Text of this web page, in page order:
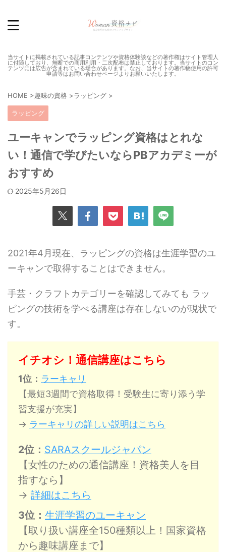
当サイトに掲載されている記事コンテンツや資格体験談などの著作権はサイト管理人
に付随しており、無断での商用利用・二次配布は禁止しております。当サイトのコン
テンツには広告が含まれている場合があります。なお、当サイトの著作物使用の許可
申請等はお問い合わせページよりお願いいたします。
HOME >趣味の資格 >ラッピング >
ラッピング
ユーキャンでラッピング資格はとれな
い！通信で学びたいならPBアカデミーが
おすすめ
2025年5月26日
2021年4月現在、ラッピングの資格は生涯学習のユ
ーキャンで取得することはできません。
手芸・クラフトカテゴリーを確認してみても ラッ
ピングの技術を学べる講座は存在しないのが現状で
す。
イチオシ！通信講座はこちら
1位： ラーキャリ
【最短3週間で資格取得！受験生に寄り添う学
習支援が充実】
→ ラーキャリの詳しい説明はこちら
2位： SARAスクールジャパン
【女性のための通信講座！資格美人を目
指すなら】
→ 詳細はこちら
3位： 生涯学習のユーキャン
【取り扱い講座全150種類以上！国家資格
から趣味講座まで】